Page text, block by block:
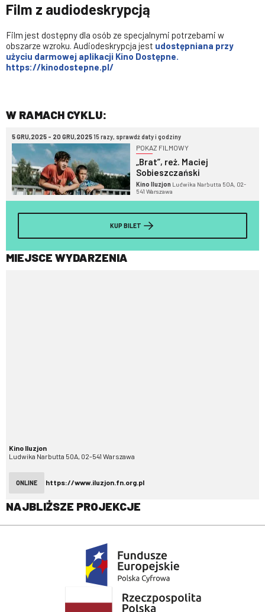
Film z audiodeskrypcją
Film jest dostępny dla osób ze specjalnymi potrzebami w
obszarze wzroku. Audiodeskrypcja jest udostępniana przy
użyciu darmowej aplikacji Kino Dostępne.
https://kinodostepne.pl/
W RAMACH CYKLU:
5 GRU,2025 - 20 GRU,202515 razy, sprawdź daty i godziny
POKAZ FILMOWY
„Brat”, reż. Maciej
Sobieszczański
Kino Iluzjon Ludwika Narbutta 50A, 02-
541 Warszawa
KUP BILET
MIEJSCE WYDARZENIA
Kino Iluzjon
Ludwika Narbutta 50A, 02-541 Warszawa
ONLINE https://www.iluzjon.fn.org.pl
NAJBLIŻSZE PROJEKCJE